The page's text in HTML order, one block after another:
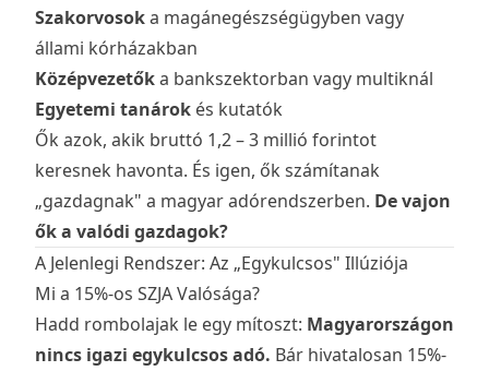
Szakorvosoka magánegészségügyben vagy
állami kórházakban
Középvezetőka bankszektorban vagy multiknál
Egyetemi tanárok és kutatók
Ők azok, akik bruttó 1,2 – 3 millió forintot
keresnek havonta. És igen, ők számítanak
„gazdagnak" a magyar adórendszerben. De vajon
ők a valódi gazdagok?
A Jelenlegi Rendszer: Az „Egykulcsos" Illúziója
Mi a 15%-os SZJA Valósága?
Hadd rombolajak le egy mítoszt: Magyarországon
nincs igazi egykulcsos adó. Bár hivatalosan 15%-